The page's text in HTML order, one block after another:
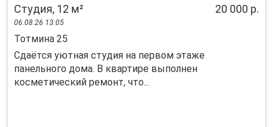
Студия, 12 м² 20 000 р.
06.08.26 13:05
Тотмина 25
Сдаётся уютная студия на первом этаже
панельного дома. В квартире выполнен
косметический ремонт, что...